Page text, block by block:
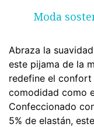
Moda
Abraza la
este pijama de la
redefine el confort
comodidad como
Confeccionado
5% de elastán,